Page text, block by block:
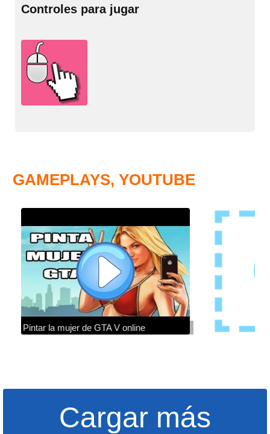
Controles para jugar
GAMEPLAYS, YOUTUBE
Pintar la mujer de GTA V online
Cargar más